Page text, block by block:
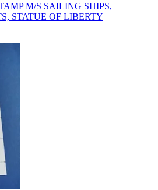
M/S SAILING SHIPS,
STATUE OF LIBERTY